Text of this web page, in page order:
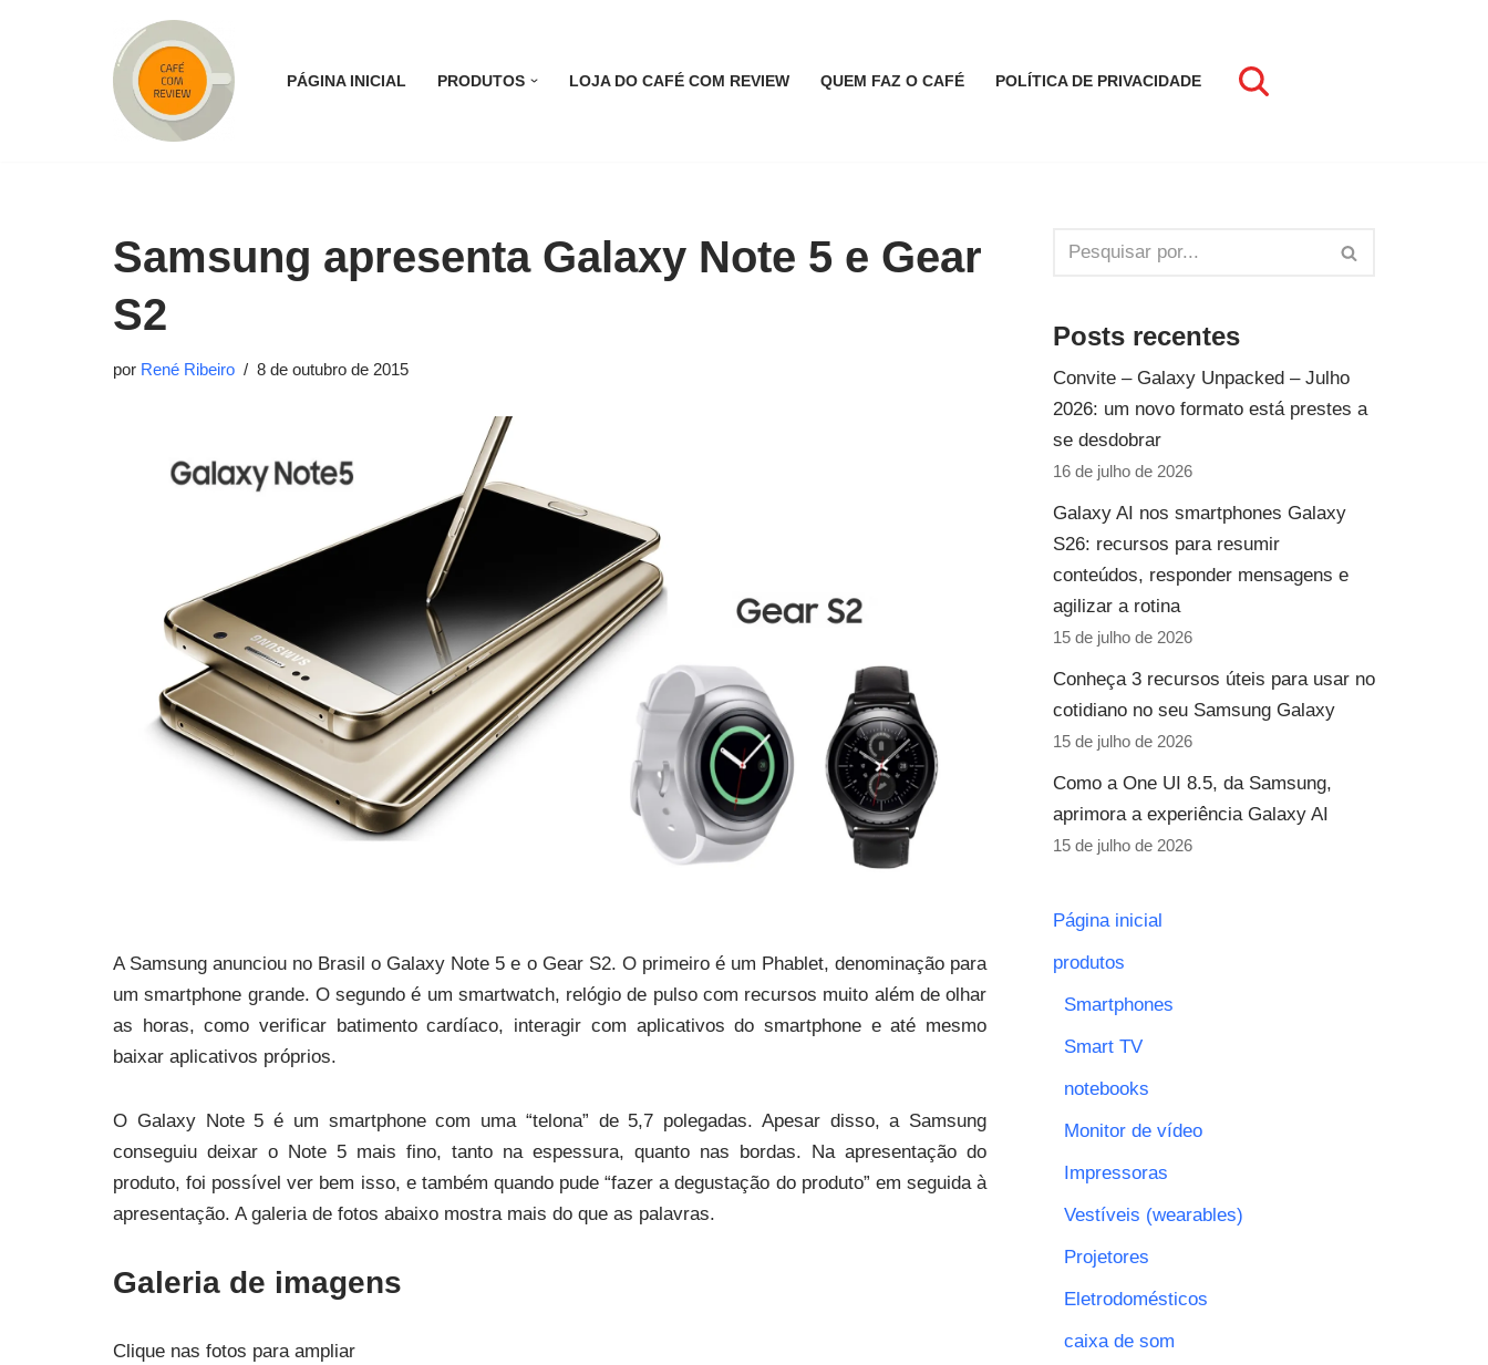
PÁGINA INICIAL PRODUTOS LOJA DO CAFÉ COM REVIEW QUEM FAZ O CAFÉ POLÍTICA DE PRIVACIDADE
Samsung apresenta Galaxy Note 5 e Gear
S2
por René Ribeiro 8 de outubro de 2015
A Samsung anunciou no Brasil o Galaxy Note 5 e o Gear S2. O primeiro é um Phablet, denominação para
um smartphone grande. O segundo é um smartwatch, relógio de pulso com recursos muito além de olhar
as horas, como verificar batimento cardíaco, interagir com aplicativos do smartphone e até mesmo
baixar aplicativos próprios.
O Galaxy Note 5 é um smartphone com uma “telona” de 5,7 polegadas. Apesar disso, a Samsung
conseguiu deixar o Note 5 mais fino, tanto na espessura, quanto nas bordas. Na apresentação do
produto, foi possível ver bem isso, e também quando pude “fazer a degustação do produto” em seguida à
apresentação. A galeria de fotos abaixo mostra mais do que as palavras.
Galeria de imagens
Clique nas fotos para ampliar
Posts recentes
Convite – Galaxy Unpacked – Julho
2026: um novo formato está prestes a
se desdobrar
16 de julho de 2026
Galaxy AI nos smartphones Galaxy
S26: recursos para resumir
conteúdos, responder mensagens e
agilizar a rotina
15 de julho de 2026
Conheça 3 recursos úteis para usar no
cotidiano no seu Samsung Galaxy
15 de julho de 2026
Como a One UI 8.5, da Samsung,
aprimora a experiência Galaxy AI
15 de julho de 2026
Página inicial
produtos
Smartphones
Smart TV
notebooks
Monitor de vídeo
Impressoras
Vestíveis (wearables)
Projetores
Eletrodomésticos
caixa de som